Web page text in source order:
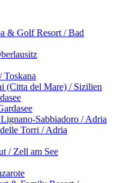
& Golf Resort / Bad
Toskana
(Citta del Mare) / Sizilien
Sabbiadoro / Adria
Torri / Adria
/ Zell am See